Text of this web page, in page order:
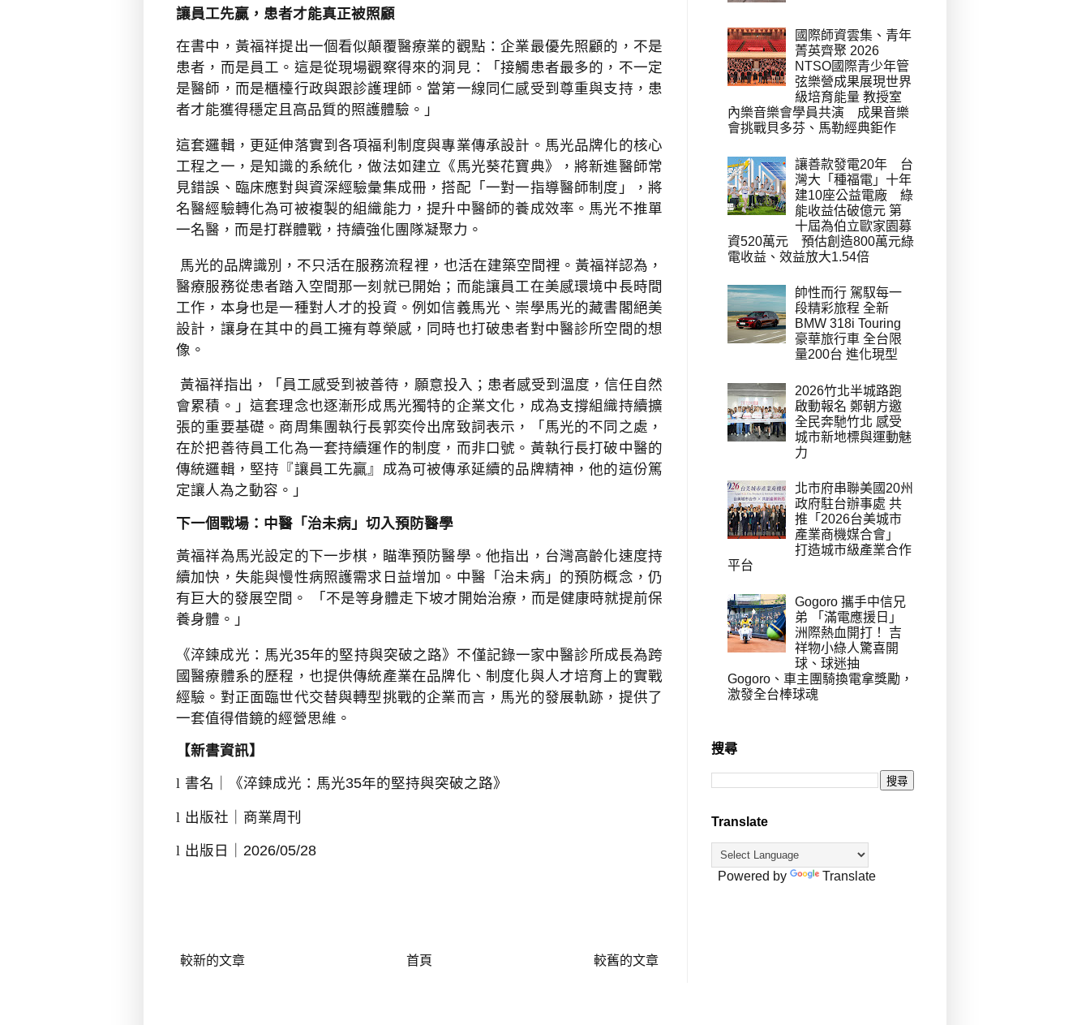
讓員工先贏，患者才能真正被照顧
在書中，黃福祥提出一個看似顛覆醫療業的觀點：企業最優先照顧的，不是
患者，而是員工。這是從現場觀察得來的洞見：「接觸患者最多的，不一定
是醫師，而是櫃檯行政與跟診護理師。當第一線同仁感受到尊重與支持，患
者才能獲得穩定且高品質的照護體驗。」
這套邏輯，更延伸落實到各項福利制度與專業傳承設計。馬光品牌化的核心
工程之一，是知識的系統化，做法如建立《馬光葵花寶典》，將新進醫師常
見錯誤、臨床應對與資深經驗彙集成冊，搭配「一對一指導醫師制度」，將
名醫經驗轉化為可被複製的組織能力，提升中醫師的養成效率。馬光不推單
一名醫，而是打群體戰，持續強化團隊凝聚力。
馬光的品牌識別，不只活在服務流程裡，也活在建築空間裡。黃福祥認為，
醫療服務從患者踏入空間那一刻就已開始；而能讓員工在美感環境中長時間
工作，本身也是一種對人才的投資。例如信義馬光、崇學馬光的藏書閣絕美
設計，讓身在其中的員工擁有尊榮感，同時也打破患者對中醫診所空間的想
像。
黃福祥指出，「員工感受到被善待，願意投入；患者感受到溫度，信任自然
會累積。」這套理念也逐漸形成馬光獨特的企業文化，成為支撐組織持續擴
張的重要基礎。商周集團執行長郭奕伶出席致詞表示，「馬光的不同之處，
在於把善待員工化為一套持續運作的制度，而非口號。黃執行長打破中醫的
傳統邏輯，堅持『讓員工先贏』成為可被傳承延續的品牌精神，他的這份篤
定讓人為之動容。」
下一個戰場：中醫「治未病」切入預防醫學
黃福祥為馬光設定的下一步棋，瞄準預防醫學。他指出，台灣高齡化速度持
續加快，失能與慢性病照護需求日益增加。中醫「治未病」的預防概念，仍
有巨大的發展空間。 「不是等身體走下坡才開始治療，而是健康時就提前保
養身體。」
《淬鍊成光：馬光35年的堅持與突破之路》不僅記錄一家中醫診所成長為跨
國醫療體系的歷程，也提供傳統產業在品牌化、制度化與人才培育上的實戰
經驗。對正面臨世代交替與轉型挑戰的企業而言，馬光的發展軌跡，提供了
一套值得借鏡的經營思維。
【新書資訊】
l 書名｜《淬鍊成光：馬光35年的堅持與突破之路》
l 出版社｜商業周刊
l 出版日｜ 2026/05/28
較新的文章 較舊的文章
首頁
國際師資雲集、青年
菁英齊聚 2026
NTSO國際青少年管
弦樂營成果展現世界
級培育能量 教授室
內樂音樂會學員共演 成果音樂
會挑戰貝多芬、馬勒經典鉅作
讓善款發電20年 台
灣大「種福電」十年
建10座公益電廠 綠
能收益估破億元 第
十屆為伯立歐家園募
資520萬元 預估創造800萬元綠
電收益、效益放大1.54倍
帥性而行 駕馭每一
段精彩旅程 全新
BMW 318i Touring
豪華旅行車 全台限
量200台 進化現型
2026竹北半城路跑
啟動報名 鄭朝方邀
全民奔馳竹北 感受
城市新地標與運動魅
力
北市府串聯美國20州
政府駐台辦事處 共
推「2026台美城市
產業商機媒合會」
打造城市級產業合作
平台
Gogoro 攜手中信兄
弟 「滿電應援日」
洲際熱血開打！ 吉
祥物小綠人驚喜開
球、球迷抽
Gogoro、車主團騎換電拿獎勵，
激發全台棒球魂
搜尋
Translate
Powered by Translate